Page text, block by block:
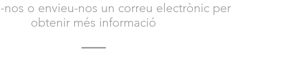
nos o envieu-nos un correu electrònic per
obtenir més informació